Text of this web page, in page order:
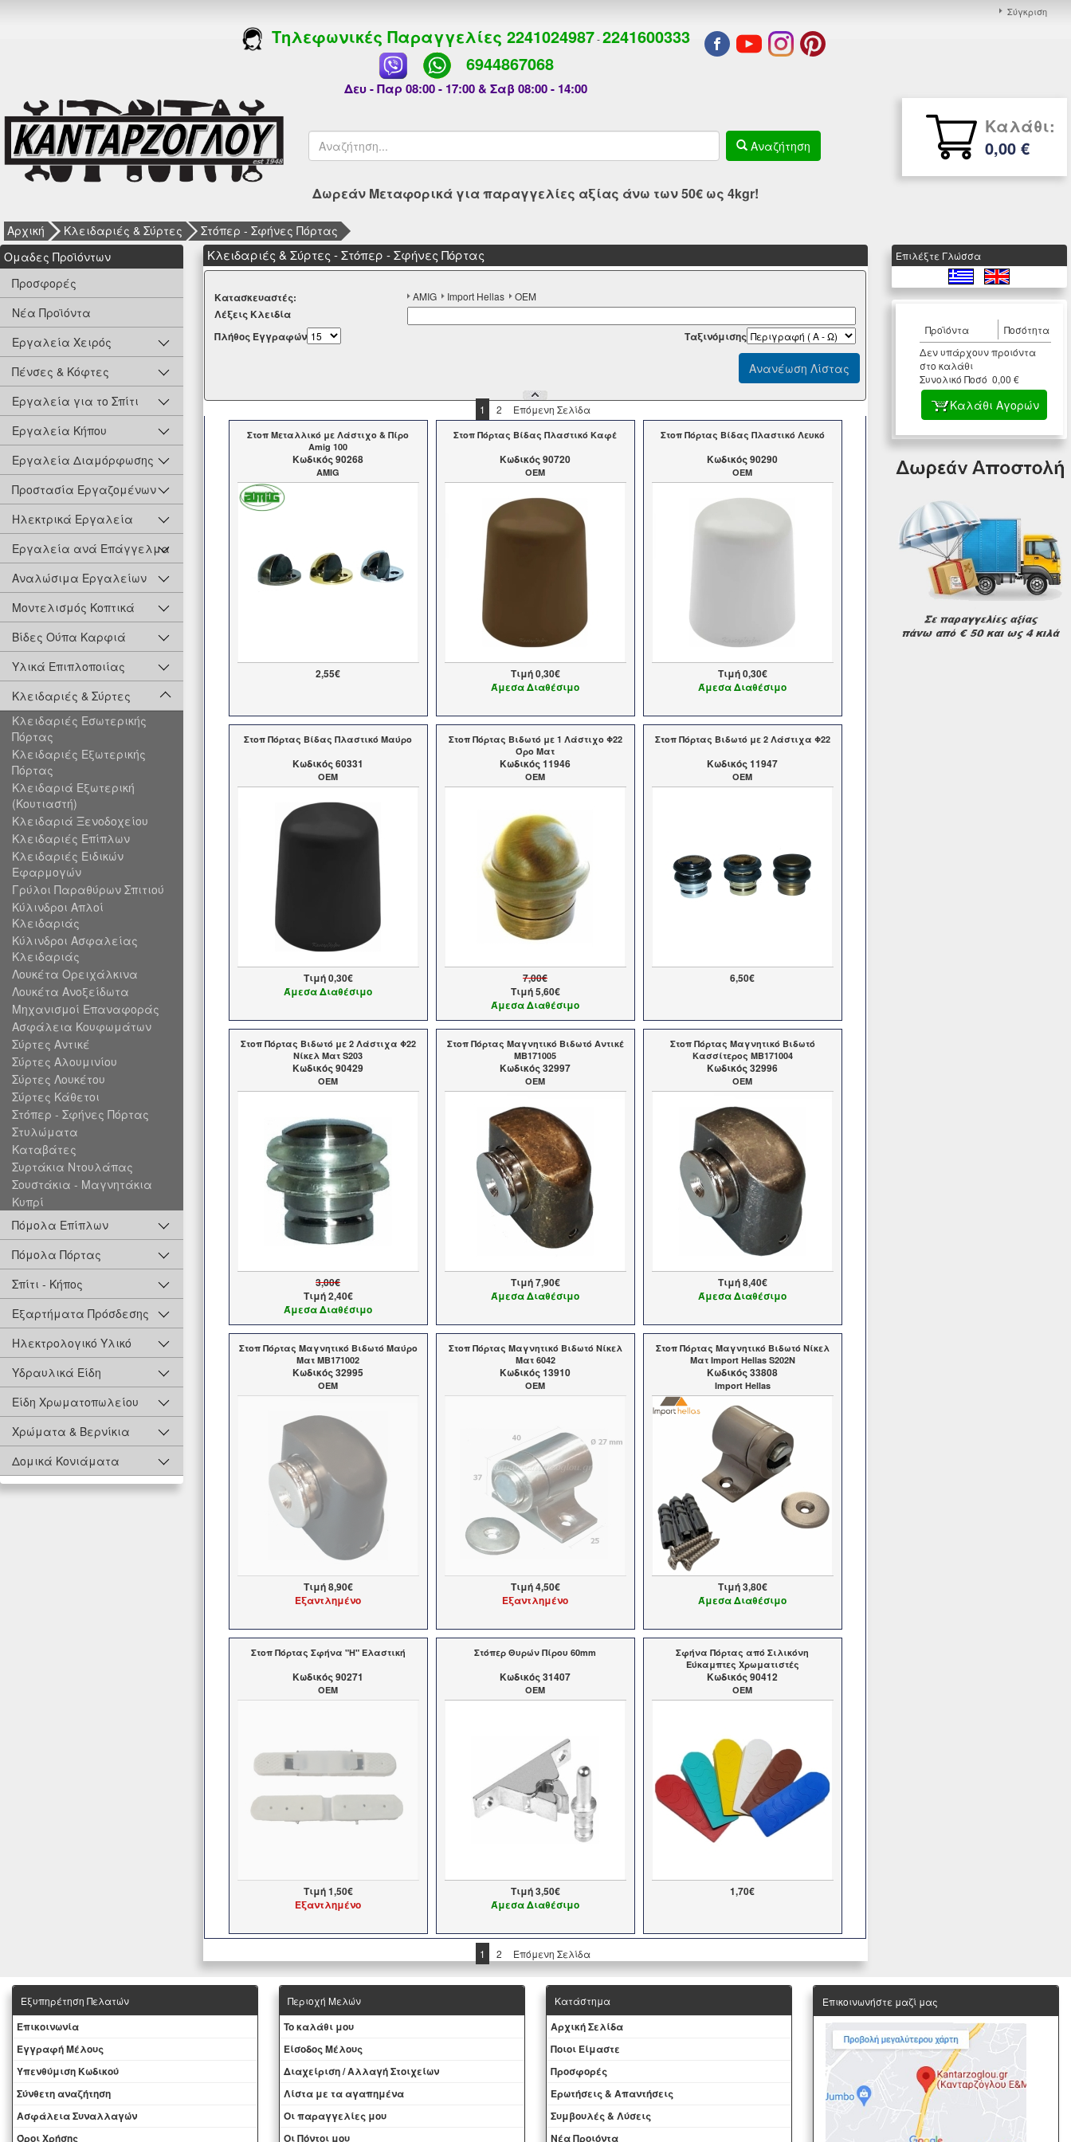
Σύγκριση
Τηλεφωνικές Παραγγελίες 2241024987-2241600333
6944867068
Δευ - Παρ 08:00 - 17:00 & Σαβ 08:00 - 14:00
Αναζήτηση
Καλάθι:
0,00 €
Δωρεάν Μεταφορικά για παραγγελίες αξίας άνω των 50€ ως 4kgr!
Αρχική Κλειδαριές & Σύρτες
Στόπερ - Σφήνες Πόρτας
Oμαδες Προϊόντων
Προσφορές
Νέα Προϊόντα
Εργαλεία Χειρός
Πένσες & Κόφτες
Εργαλεία για το Σπίτι
Εργαλεία Κήπου
Εργαλεία Διαμόρφωσης
Προστασία Εργαζομένων
Ηλεκτρικά Εργαλεία
Εργαλεία ανά Επάγγελμα
Αναλώσιμα Εργαλείων
Μοντελισμός Κοπτικά
Βίδες Ούπα Καρφιά
Υλικά Επιπλοποιίας
Κλειδαριές & Σύρτες
Κλειδαριές Εσωτερικής
Πόρτας
Κλειδαριές Εξωτερικής
Πόρτας
Κλειδαριά Εξωτερική
(Κουτιαστή)
Κλειδαριά Ξενοδοχείου
Κλειδαριές Επίπλων
Κλειδαριές Ειδικών
Εφαρμογών
Γρύλοι Παραθύρων Σπιτιού
Κύλινδροι Απλοί
Κλειδαριάς
Κύλινδροι Ασφαλείας
Κλειδαριάς
Λουκέτα Ορειχάλκινα
Λουκέτα Ανοξείδωτα
Μηχανισμοί Επαναφοράς
Ασφάλεια Κουφωμάτων
Σύρτες Αντικέ
Σύρτες Αλουμινίου
Σύρτες Λουκέτου
Σύρτες Κάθετοι
Στόπερ - Σφήνες Πόρτας
Στυλώματα
Καταβάτες
Συρτάκια Ντουλάπας
Σουστάκια - Μαγνητάκια
Κυπρί
Πόμολα Επίπλων
Πόμολα Πόρτας
Σπίτι - Κήπος
Εξαρτήματα Πρόσδεσης
Ηλεκτρολογικό Υλικό
Υδραυλικά Είδη
Είδη Χρωματοπωλείου
Χρώματα & Βερνίκια
Δομικά Κονιάματα
Κλειδαριές & Σύρτες - Στόπερ - Σφήνες Πόρτας
Kατασκευαστές: AMIG Import Hellas OEM
Λέξεις Κλειδία
Πλήθος Εγγραφών
Tαξινόμισης
1 2 Επόμενη Σελίδα
Στοπ Μεταλλικό με Λάστιχο & Πίρο
Amig 100
Kωδικός 90268
AMIG
2,55€
Στοπ Πόρτας Βίδας Πλαστικό Καφέ
Kωδικός 90720
OEM
Τιμή0,30€
Άμεσα Διαθέσιμο
Στοπ Πόρτας Βίδας Πλαστικό Λευκό
Kωδικός 90290
OEM
Τιμή0,30€
Άμεσα Διαθέσιμο
Στοπ Πόρτας Βίδας Πλαστικό Μαύρο
Kωδικός 60331
OEM
Τιμή0,30€
Άμεσα Διαθέσιμο
Στοπ Πόρτας Βιδωτό με 1 Λάστιχο Φ22
Όρο Ματ
Kωδικός 11946
OEM
7,00€
Τιμή5,60€
Άμεσα Διαθέσιμο
Στοπ Πόρτας Βιδωτό με 2 Λάστιχα Φ22
Kωδικός 11947
OEM
6,50€
Στοπ Πόρτας Βιδωτό με 2 Λάστιχα Φ22
Νίκελ Ματ S203
Kωδικός 90429
OEM
3,00€
Τιμή2,40€
Άμεσα Διαθέσιμο
Στοπ Πόρτας Μαγνητικό Βιδωτό Αντικέ
MB171005
Kωδικός 32997
OEM
Τιμή7,90€
Άμεσα Διαθέσιμο
Στοπ Πόρτας Μαγνητικό Βιδωτό
Κασσίτερος MB171004
Kωδικός 32996
OEM
Τιμή8,40€
Άμεσα Διαθέσιμο
Στοπ Πόρτας Μαγνητικό Βιδωτό Μαύρο
Ματ MB171002
Kωδικός 32995
OEM
Τιμή8,90€
Εξαντλημένο
Στοπ Πόρτας Μαγνητικό Βιδωτό Νίκελ
Ματ 6042
Kωδικός 13910
OEM
Τιμή4,50€
Εξαντλημένο
Στοπ Πόρτας Μαγνητικό Βιδωτό Νίκελ
Ματ Import Hellas S202N
Kωδικός 33808
Import Hellas
Τιμή3,80€
Άμεσα Διαθέσιμο
Στοπ Πόρτας Σφήνα "Η" Ελαστική
Kωδικός 90271
OEM
Τιμή1,50€
Εξαντλημένο
Στόπερ Θυρών Πίρου 60mm
Kωδικός 31407
OEM
Τιμή3,50€
Άμεσα Διαθέσιμο
Σφήνα Πόρτας από Σιλικόνη
Εύκαμπτες Χρωματιστές
Kωδικός 90412
OEM
1,70€
1 2 Επόμενη Σελίδα
Eπιλέξτε Γλώσσα
Προϊόντα
Ποσότητα
Δεν υπάρχουν προιόντα
στο καλάθι
Συνολικό Ποσό 0,00 €
Καλάθι Αγορών
Εξυπηρέτηση Πελατών
Eπικοινωνία
Εγγραφή Μέλους
Yπενθύμιση Κωδικού
Σύνθετη αναζήτηση
Ασφάλεια Συναλλαγών
Όροι Χρήσης
Περιοχή Mελών
To καλάθι μου
Eίσοδος Μέλους
Διαχείριση / Aλλαγή Στοιχείων
Λίστα με τα αγαπημένα
Oι παραγγελίες μου
Οι Πόντοι μου
Κατάστημα
Aρχική Σελίδα
Ποιοι Είμαστε
Προσφορές
Ερωτήσεις & Απαντήσεις
Συμβουλές & Λύσεις
Νέα Προιόντα
Επικοινωνήστε μαζί μας